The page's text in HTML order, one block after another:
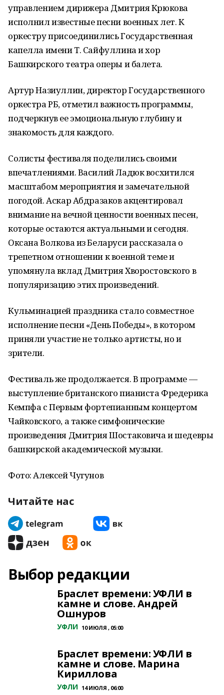
управлением дирижера Дмитрия Крюкова
исполнил известные песни военных лет. К
оркестру присоединились Государственная
капелла имени Т. Сайфуллина и хор
Башкирского театра оперы и балета.
Артур Назиуллин, директор Государственного
оркестра РБ, отметил важность программы,
подчеркнув ее эмоциональную глубину и
знакомость для каждого.
Солисты фестиваля поделились своими
впечатлениями. Василий Ладюк восхитился
масштабом мероприятия и замечательной
погодой. Аскар Абдразаков акцентировал
внимание на вечной ценности военных песен,
которые остаются актуальными и сегодня.
Оксана Волкова из Беларуси рассказала о
трепетном отношении к военной теме и
упомянула вклад Дмитрия Хворостовского в
популяризацию этих произведений.
Кульминацией праздника стало совместное
исполнение песни «День Победы», в котором
приняли участие не только артисты, но и
зрители.
Фестиваль же продолжается. В программе —
выступление британского пианиста Фредерика
Кемпфа с Первым фортепианным концертом
Чайковского, а также симфонические
произведения Дмитрия Шостаковича и шедевры
башкирской академической музыки.
Фото: Алексей Чугунов
Читайте нас
Выбор редакции
Браслет времени: УФЛИ в
камне и слове. Андрей
Ошнуров
УФЛИ 10 ИЮЛЯ , 05:00
Браслет времени: УФЛИ в
камне и слове. Марина
Кириллова
УФЛИ 14 ИЮЛЯ , 06:00